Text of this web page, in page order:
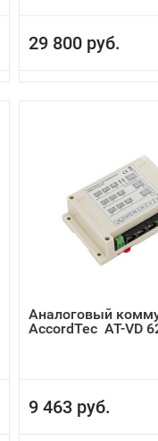
29 800 руб.
Аналоговый
AccordTec AT-VD
9 463 руб.